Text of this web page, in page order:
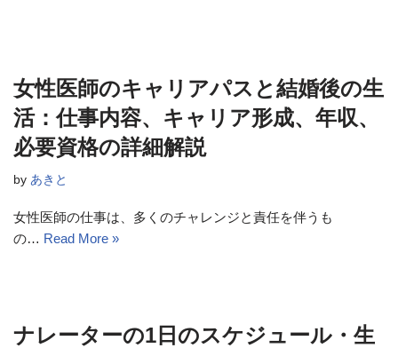
女性医師のキャリアパスと結婚後の生
活：仕事内容、キャリア形成、年収、
必要資格の詳細解説
by あきと
女性医師の仕事は、多くのチャレンジと責任を伴うも
の… Read More »
ナレーターの1日のスケジュール・生